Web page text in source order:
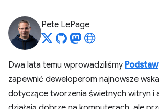
Pete LePage
Dwa lata temu wprowadziliśmy
zapewnić deweloperom najnowsze
dotyczące tworzenia świetnych witryn i